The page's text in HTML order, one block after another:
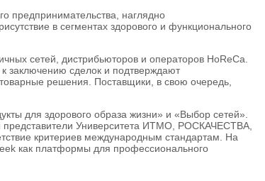
предпринимательства, наглядно
в сегментах здорового и функционального
сетей, дистрибьюторов и операторов HoReCa.
заключению сделок и подтверждают
решения. Поставщики, в свою очередь,
для здорового образа жизни» и «Выбор сетей».
представители Университета ИТМО, РОСКАЧЕСТВА,
критериев международным стандартам. На
как платформы для профессионального